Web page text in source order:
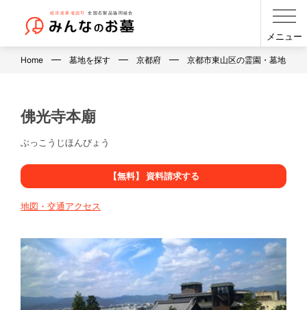
メニュー
Home 墓地を探す 京都府 京都市東山区の霊園・墓地・お
佛光寺本廟
ぶっこうじほんびょう
【無料】 資料請求する
地図・交通アクセス